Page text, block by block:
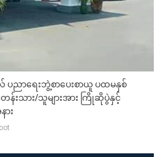
ညာရေးဘွဲ့စာပေးစာယူ ပထမနှစ်
းသား/သူများအား ကြိုဆိုပွဲနှင့်
း